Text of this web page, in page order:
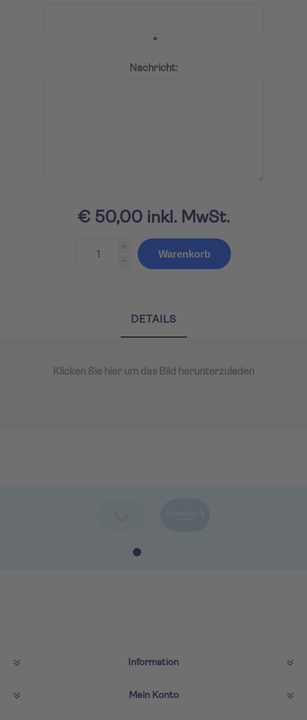
*
Nachricht:
€ 50,00 inkl. MwSt.
i
h
Warenkorb
DETAILS
Klicken Sie hier um das Bild herunterzuladen
Information
Mein Konto